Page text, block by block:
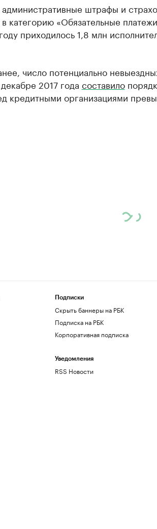
штрафы и
категорию «Обязательные
приходилось 1,8 млн
число потенциально
2017 года составило
кредитными организациями
Подписки
Скрыть баннеры на РБК
Подписка на РБК
Корпоративная подписка
Уведомления
RSS Новости